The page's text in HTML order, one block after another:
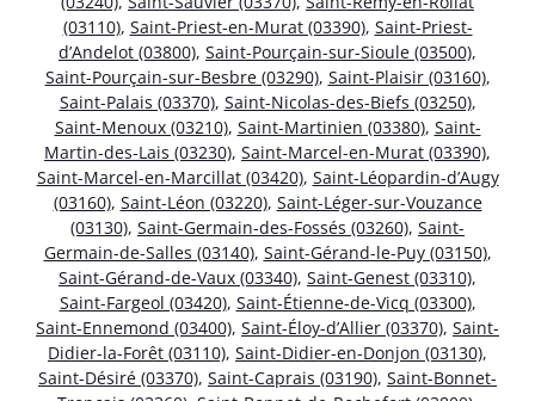
(03110), Saint-Priest-en-Murat (03390), Saint-Priest-
d’Andelot (03800), Saint-Pourçain-sur-Sioule (03500),
Saint-Pourçain-sur-Besbre (03290), Saint-Plaisir (03160),
Saint-Palais (03370), Saint-Nicolas-des-Biefs (03250),
Saint-Menoux (03210), Saint-Martinien (03380), Saint-
Martin-des-Lais (03230), Saint-Marcel-en-Murat (03390),
Saint-Marcel-en-Marcillat (03420), Saint-Léopardin-d’Augy
(03160), Saint-Léon (03220), Saint-Léger-sur-Vouzance
(03130), Saint-Germain-des-Fossés (03260), Saint-
Germain-de-Salles (03140), Saint-Gérand-le-Puy (03150),
Saint-Gérand-de-Vaux (03340), Saint-Genest (03310),
Saint-Fargeol (03420), Saint-Étienne-de-Vicq (03300),
Saint-Ennemond (03400), Saint-Éloy-d’Allier (03370), Saint-
Didier-la-Forêt (03110), Saint-Didier-en-Donjon (03130),
Saint-Désiré (03370), Saint-Caprais (03190), Saint-Bonnet-